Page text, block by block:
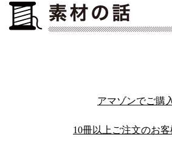
アマゾンでご購
10冊以上ご注文のお客